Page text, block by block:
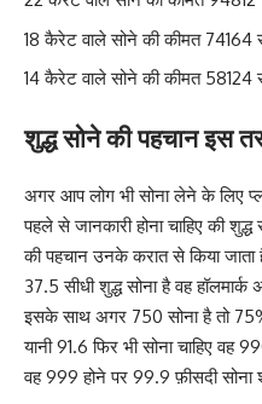
18 कैरेट वाले सोने की कीमत 74164
14 कैरेट वाले सोने की कीमत 58124
शुद्ध सोने की पहचान इस
अगर आप लोग भी सोना लेने के लिए
पहले से जानकारी होना चाहिए की
की पहचान उनके करात से किया जाता
37.5 सीधी शुद्ध सोना है वह
इसके साथ अगर 750 सोना है तो
यानी 91.6 फिर भी सोना चाहिए वह
वह 999 होने पर 99.9 फ़ीसदी सोना